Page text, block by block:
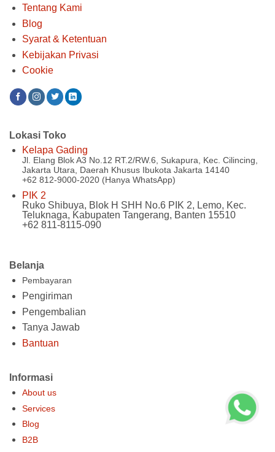
Tentang Kami
Blog
Syarat & Ketentuan
Kebijakan Privasi
Cookie
Belanja
Pembayaran
Pengiriman
Pengembalian
Tanya Jawab
Bantuan
Informasi
About us
Services
Blog
B2B
Lokasi Toko
Kelapa Gading
Jl. Elang Blok A3 No.12 RT.2/RW.6, Sukapura, Kec. Cilincing,
Jakarta Utara, Daerah Khusus Ibukota Jakarta 14140
+62 812-9000-2020 (Hanya WhatsApp)
PIK 2
Ruko Shibuya, Blok H SHH No.6 PIK 2, Lemo, Kec.
Teluknaga, Kabupaten Tangerang, Banten 15510
+62 811-8115-090